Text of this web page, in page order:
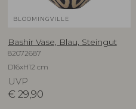
BLOOMINGVILLE
Bashir Vase, Blau, Steingut
82072687
D16xH12 cm
UVP
€ 29,90